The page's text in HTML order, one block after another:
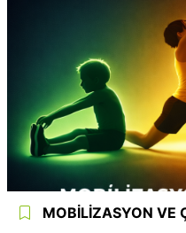
MOBİLİZASYON VE